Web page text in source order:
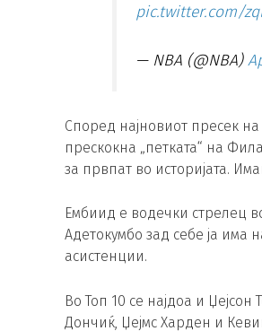
pic.twitter.com/
— NBA (@NBA)
Според најновиот пресек
прескокна „петката“ на
за првпат во историјата.
Ембиид е водечки стрелец
Адетокумбо зад себе ја има
асистенции.
Во Топ 10 се најдоа и
Дончиќ, Џејмс Харден и